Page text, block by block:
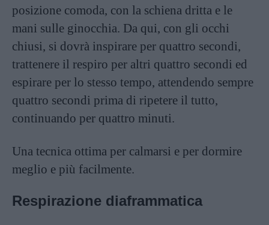
posizione comoda, con la schiena dritta e le
mani sulle ginocchia. Da qui, con gli occhi
chiusi, si dovrà inspirare per quattro secondi,
trattenere il respiro per altri quattro secondi ed
espirare per lo stesso tempo, attendendo sempre
quattro secondi prima di ripetere il tutto,
continuando per quattro minuti.
Una tecnica ottima per calmarsi e per dormire
meglio e più facilmente.
Respirazione diaframmatica